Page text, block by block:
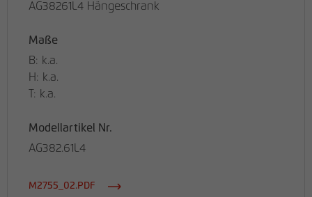
AG38261L4 Hängeschrank
Maße
B: k.a.
H: k.a.
T: k.a.
Modellartikel Nr.
AG382.61L4
M2755_02.PDF